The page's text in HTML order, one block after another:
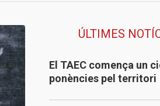
ÚLTIMES
El TAEC comença un
ponències pel territori